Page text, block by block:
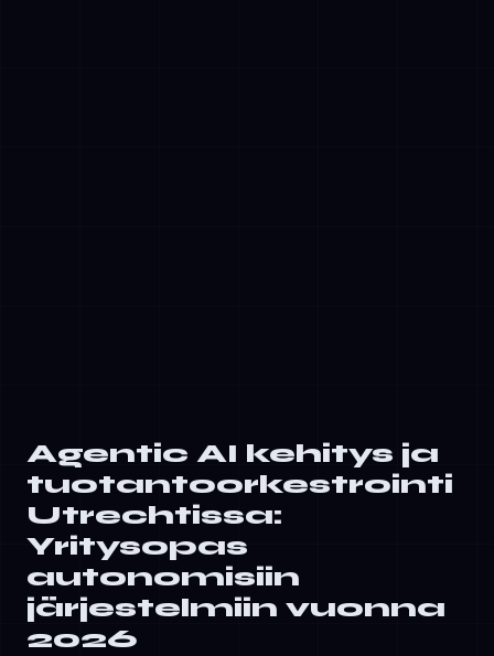
Agentic AI kehitys ja
tuotantoorkestrointi
Utrechtissa:
Yritysopas
autonomisiin
järjestelmiin vuonna
2026